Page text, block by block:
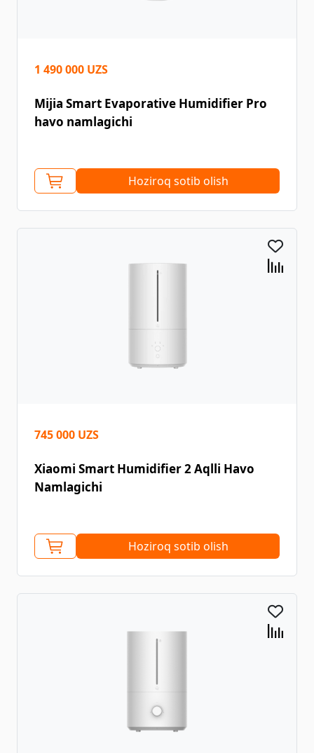
1 490 000 UZS
Mijia Smart Evaporative Humidifier Pro
havo namlagichi
Hoziroq sotib olish
745 000 UZS
Xiaomi Smart Humidifier 2 Aqlli Havo
Namlagichi
Hoziroq sotib olish